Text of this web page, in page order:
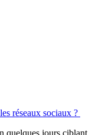
réseaux sociaux ?
quelques jours ciblant